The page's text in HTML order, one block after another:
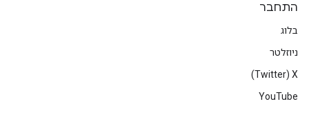
התחבר
בלוג
ניוזלטר
X‏ (Twitter)
YouTube